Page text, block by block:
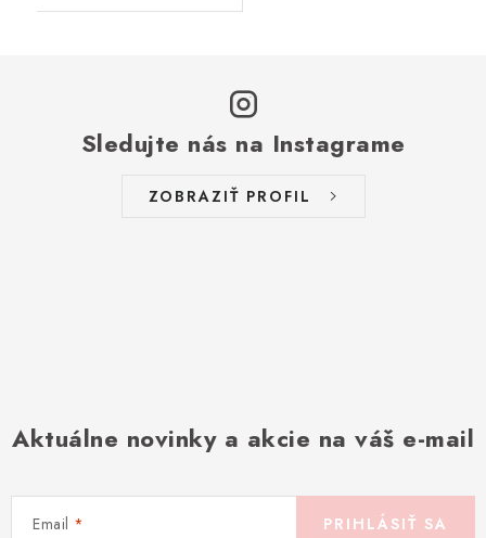
Sledujte nás na Instagrame
ZOBRAZIŤ PROFIL
Aktuálne novinky a akcie na váš e-mail
Email PRIHLÁSIŤ SA